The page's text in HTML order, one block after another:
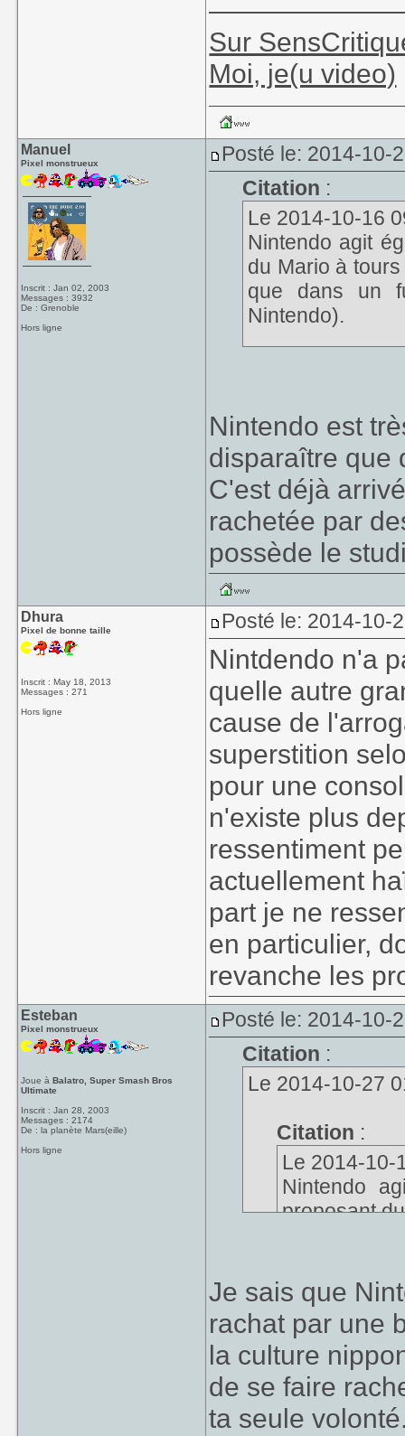
Sur
Moi, je(u video)
Manuel
Pixel monstrueux
Inscrit : Jan 02, 2003
Messages : 3932
De : Grenoble
Hors ligne
Posté le: 2014-10-
Citation :
Le 2014-10-16
Nintendo agit
du Mario à
que dans un
Nintendo).
Nintendo est
disparaître que
C'est déjà
rachetée par
possède le
Dhura
Pixel de bonne taille
Inscrit : May 18, 2013
Messages : 271
Hors ligne
Posté le: 2014-10-
Nintdendo n'a
quelle autre
cause de
superstition
pour une
n'existe plus
ressentiment
actuellement
part je ne
en particulier,
revanche les
Esteban
Pixel monstrueux
Joue àBalatro, Super Smash Bros
Ultimate
Inscrit : Jan 28, 2003
Messages : 2174
De : la planète Mars(eille)
Hors ligne
Posté le: 2014-10-
Citation :
Le 2014-10-27
Citation :
Le 2014-10-
Nintendo
proposant
Nintendo est
d'être racheter
boîte nippone
L'inverse oui,
Je sais que
rachat par une
la culture
de se faire
ta seule